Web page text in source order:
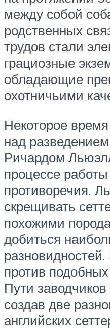
между собой
родственных
трудов стали
грациозные
обладающие
охотничьими
Некоторое
над
Ричардом
процессе
противоречия.
скрещивать
похожими
добиться
против
Пути
создав две
английских